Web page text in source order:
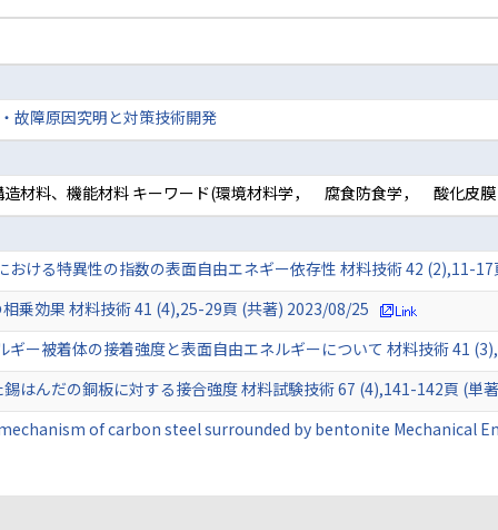
故障原因究明と対策技術開発
造材料、機能材料 キーワード(環境材料学， 腐食防食学， 酸化皮
おける特異性の指数の表面自由エネギー依存性 材料技術 42 (2),11-
乗効果 材料技術 41 (4),25-29頁 (共著) 2023/08/25
ギー被着体の接着強度と表面自由エネルギーについて 材料技術 41
んだの銅板に対する接合強度 材料試験技術 67 (4),141-142頁 (単
of carbon steel surrounded by bentonite Mechanical